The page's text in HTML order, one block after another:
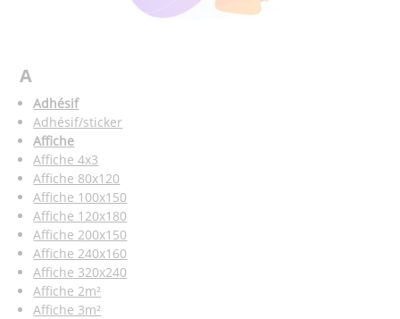
A
Adhésif
Adhésif/sticker
Affiche
Affiche 4x3
Affiche 80x120
Affiche 100x150
Affiche 120x180
Affiche 200x150
Affiche 240x160
Affiche 320x240
Affiche 2m²
Affiche 3m²